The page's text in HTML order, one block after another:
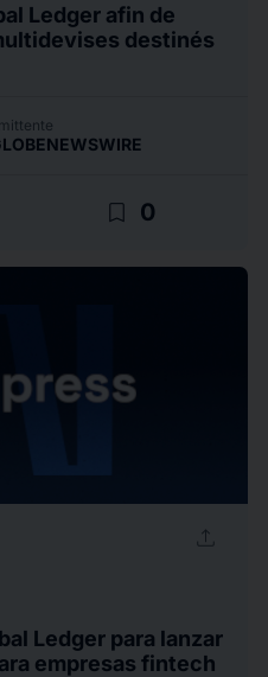
Ledger afin de
destinés
bookmark_border 0
upload
Ledger para lanzar
empresas fintech